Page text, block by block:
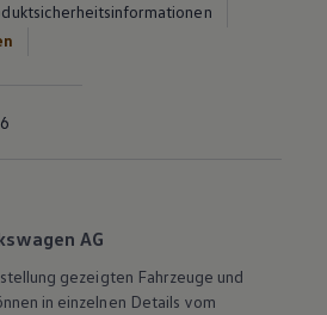
AG
gezeigten Fahrzeuge und
in einzelnen Details vom